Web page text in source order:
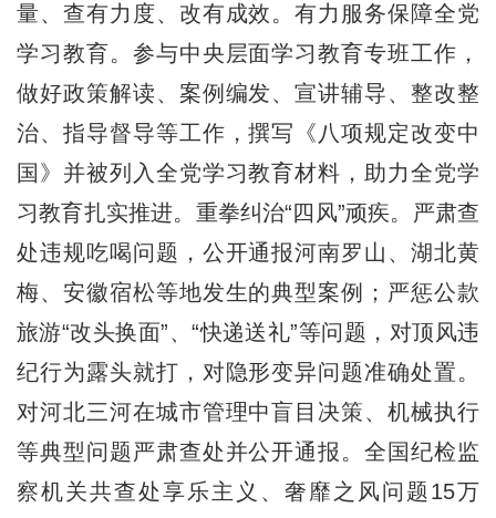
量、查有力度、改有成效。有力服务保障全党
学习教育。参与中央层面学习教育专班工作，
做好政策解读、案例编发、宣讲辅导、整改整
治、指导督导等工作，撰写《八项规定改变中
国》并被列入全党学习教育材料，助力全党学
习教育扎实推进。重拳纠治“四风”顽疾。严肃查
处违规吃喝问题，公开通报河南罗山、湖北黄
梅、安徽宿松等地发生的典型案例；严惩公款
旅游“改头换面”、“快递送礼”等问题，对顶风违
纪行为露头就打，对隐形变异问题准确处置。
对河北三河在城市管理中盲目决策、机械执行
等典型问题严肃查处并公开通报。全国纪检监
察机关共查处享乐主义、奢靡之风问题15万